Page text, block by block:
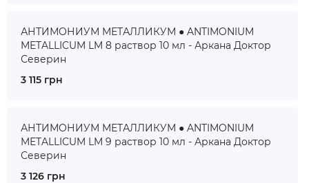
АНТИМОНИУМ МЕТАЛЛИКУМ ● ANTIMONIUM
METALLICUM LM 8 раствор 10 мл - Аркана Доктор
Северин
3 115 грн
АНТИМОНИУМ МЕТАЛЛИКУМ ● ANTIMONIUM
METALLICUM LM 9 раствор 10 мл - Аркана Доктор
Северин
3 126 грн